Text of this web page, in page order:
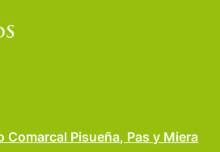
Comarcal Pisueña, Pas y Miera